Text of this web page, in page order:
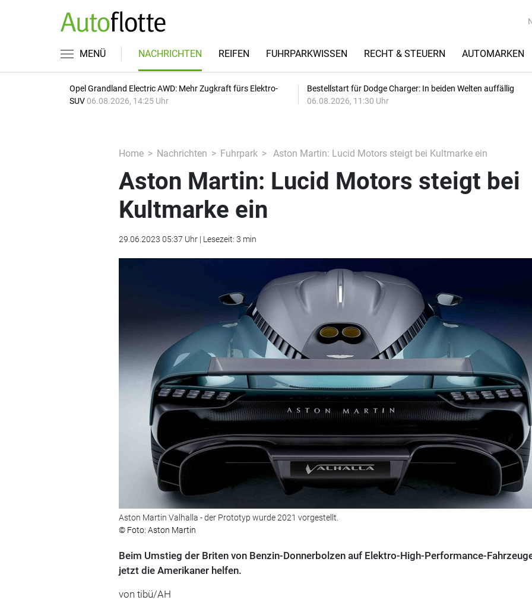
MENÜ NACHRICHTEN REIFEN FUHRPARKWISSEN RECHT & STEUERN AUTOMARKEN
Opel Grandland Electric AWD: Mehr Zugkraft fürs Elektro-
SUV 06.08.2026, 14:25 Uhr
Bestellstart für Dodge Charger: In beiden Welten auffällig
06.08.2026, 11:30 Uhr
Home Nachrichten Fuhrpark Aston Martin: Lucid Motors steigt bei Kultmarke ein
Aston Martin: Lucid Motors steigt bei
Kultmarke ein
29.06.2023 05:37 Uhr | Lesezeit: 3 min
Aston Martin Valhalla - der Prototyp wurde 2021 vorgestellt.
© Foto: Aston Martin
Beim Umstieg der Briten von Benzin-Donnerbolzen auf Elektro-High-Performance-
jetzt die Amerikaner helfen.
von tibü/AH